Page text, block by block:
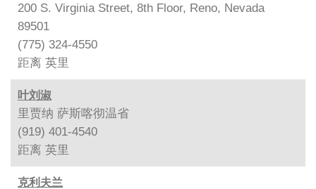
200 S. Virginia Street, 8th Floor, Reno, Nevada
89501
(775) 324-4550
距离 英里
叶刘淑
里贾纳 萨斯喀彻温省
(919) 401-4540
距离 英里
克利夫兰